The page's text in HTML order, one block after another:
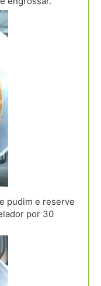
pudim e reserve
por 30